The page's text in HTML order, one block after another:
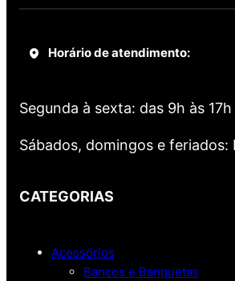
Horário de atendimento:
Segunda à sexta: das 9h às 17h
Sábados, domingos e feriados:
CATEGORIAS
Acessórios
Bancos e Banquetas